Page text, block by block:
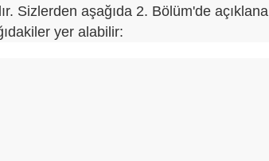
Sizlerden aşağıda 2. Bölüm'de
yer alabilir: